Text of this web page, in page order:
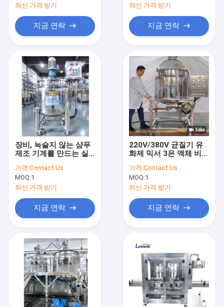
집
제품
최신 가격 받기
지금 연락
최신 가격 받기
지금 연락
장비, 녹슬지 않는 샴푸
제조 기계를 만드는 실
가격:Contact Us
MOQ:1
최신 가격 받기
지금 연락
220V/380V 균질기 유
화제 믹서 3은 액체 비누
시행합니다
가격:Contact Us
MOQ:1
최신 가격 받기
지금 연락